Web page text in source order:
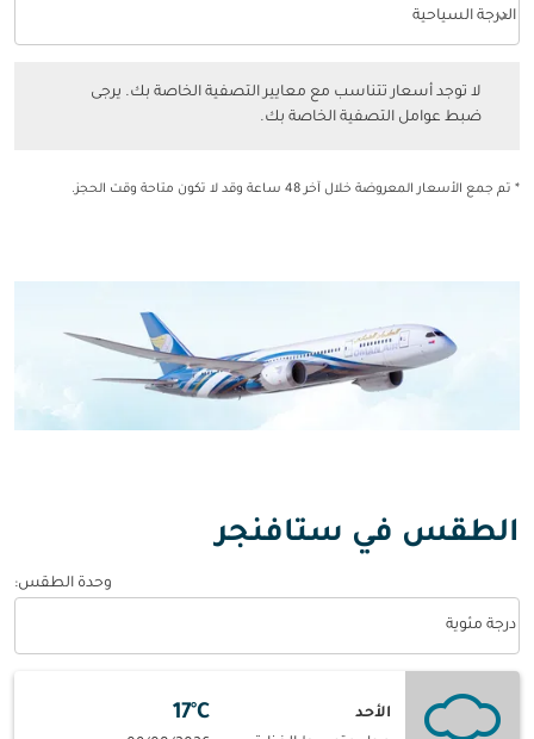
فئة المقصورة option الدرجة السياحية Selected
الدرجة السياحية
keyboard_arrow_down
لا توجد أسعار تتناسب مع معايير التصفية الخاصة بك. يرجى
ضبط عوامل التصفية الخاصة بك.
* تم جمع الأسعار المعروضة خلال آخر 48 ساعة وقد لا تكون متاحة وقت الحجز.
الطقس في ستافنجر
وحدة الطقس:
درجة مئوية
الأحد
17°C